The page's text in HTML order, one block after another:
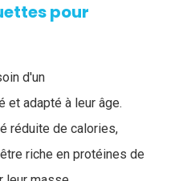
pour
d'un
et adapté à leur âge.
réduite de calories,
riche en protéines de